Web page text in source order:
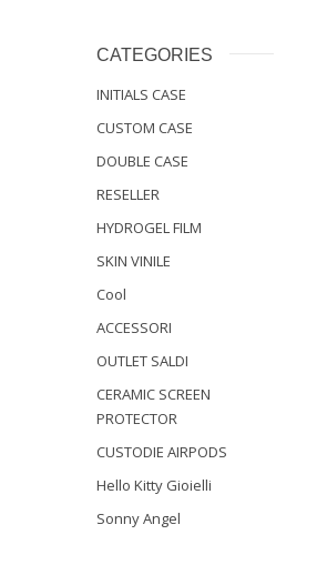
CATEGORIES
INITIALS CASE
CUSTOM CASE
DOUBLE CASE
RESELLER
HYDROGEL FILM
SKIN VINILE
Cool
ACCESSORI
OUTLET SALDI
CERAMIC SCREEN
PROTECTOR
CUSTODIE AIRPODS
Hello Kitty Gioielli
Sonny Angel